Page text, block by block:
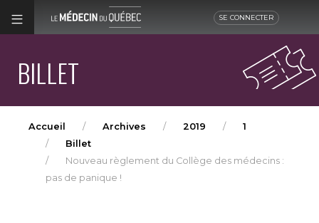
SE CONNECTER
BILLET
Accueil Archives 2019
1
Billet
Nouveau règlement du Collège des médecins :
pas de panique !